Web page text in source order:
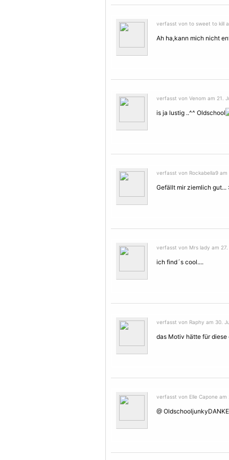
verfasst von to sweet to kill
Ah ha,kann mich nicht
verfasst von Venom am 21.
is ja lustig ..^^ Oldschool
verfasst von Rockabella9
Gefällt mir ziemlich gut...
verfasst von Mrs lady am
ich find´s cool....
verfasst von Raphy am 30.
das Motiv hätte für diese
verfasst von Elle Capone am
@